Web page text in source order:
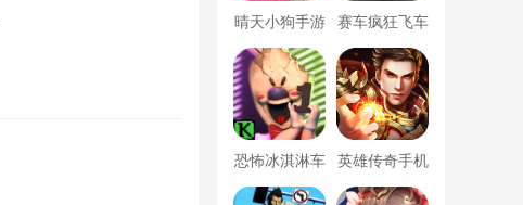
晴天小狗手游 赛车疯狂飞车
世界
恐怖冰淇淋车
手游
英雄传奇手机
版